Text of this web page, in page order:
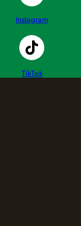
Instagram
TikTok